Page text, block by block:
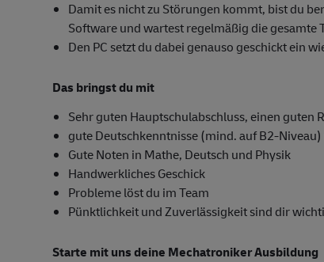
Damit es nicht zu Störungen kommt, bist du
Software und wartest regelmäßig die gesamte
Den PC setzt du dabei genauso geschickt ein
Das bringst du mit
Sehr guten Hauptschulabschluss, einen guten
gute Deutschkenntnisse (mind. auf B2-
Gute Noten in Mathe, Deutsch und Physik
Handwerkliches Geschick
Probleme löst du im Team
Pünktlichkeit und Zuverlässigkeit sind dir
Starte mit uns deine Mechatroniker Ausbildung